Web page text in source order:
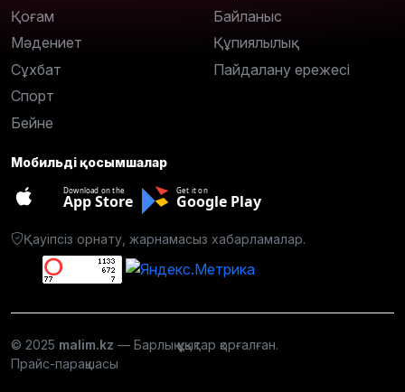
Қоғам
Мәдениет
Сұхбат
Спорт
Бейне
Байланыс
Құпиялылық
Пайдалану ережесі
Мобильді қосымшалар
Download on the
App Store
Get it on
Google Play
Қауіпсіз орнату, жарнамасыз хабарламалар.
© 2025 malim.kz — Барлық құқықтар қорғалған.
Прайс-парақшасы